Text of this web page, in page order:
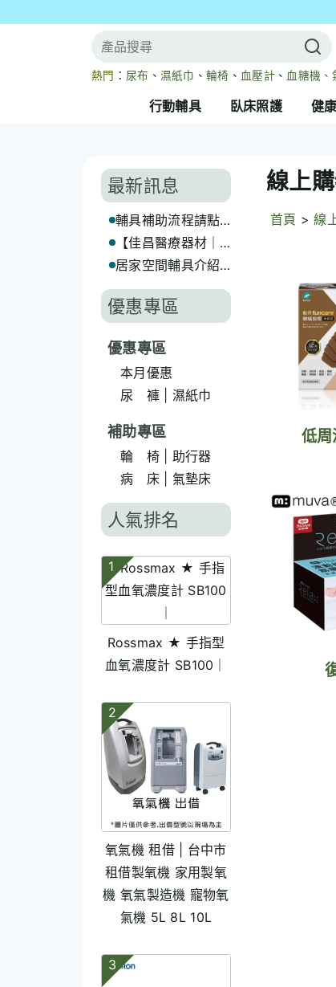
熱門 ： 尿布 、 濕紙巾 、輪椅 、 血壓計 、 血糖機、
行動輔具 臥床照護 健
最新訊息
輔具補助流程請點
我
【佳昌醫療器材｜
長照輔具補助代辦
服務】
居家空間輔具介紹
(一) 浴廁篇(上)
優惠專區
優惠專區
本月優惠
尿 褲 | 濕紙巾
補助專區
輪 椅 | 助行器
病 床 | 氣墊床
人氣排名
1
Rossmax ★ 手指型
血氧濃度計 SB100｜
2
氧氣機 租借 | 台中市
租借製氧機 家用製氧
機 氧氣製造機 寵物氧
氣機 5L 8L 10L
3
線上
首頁 >線
低